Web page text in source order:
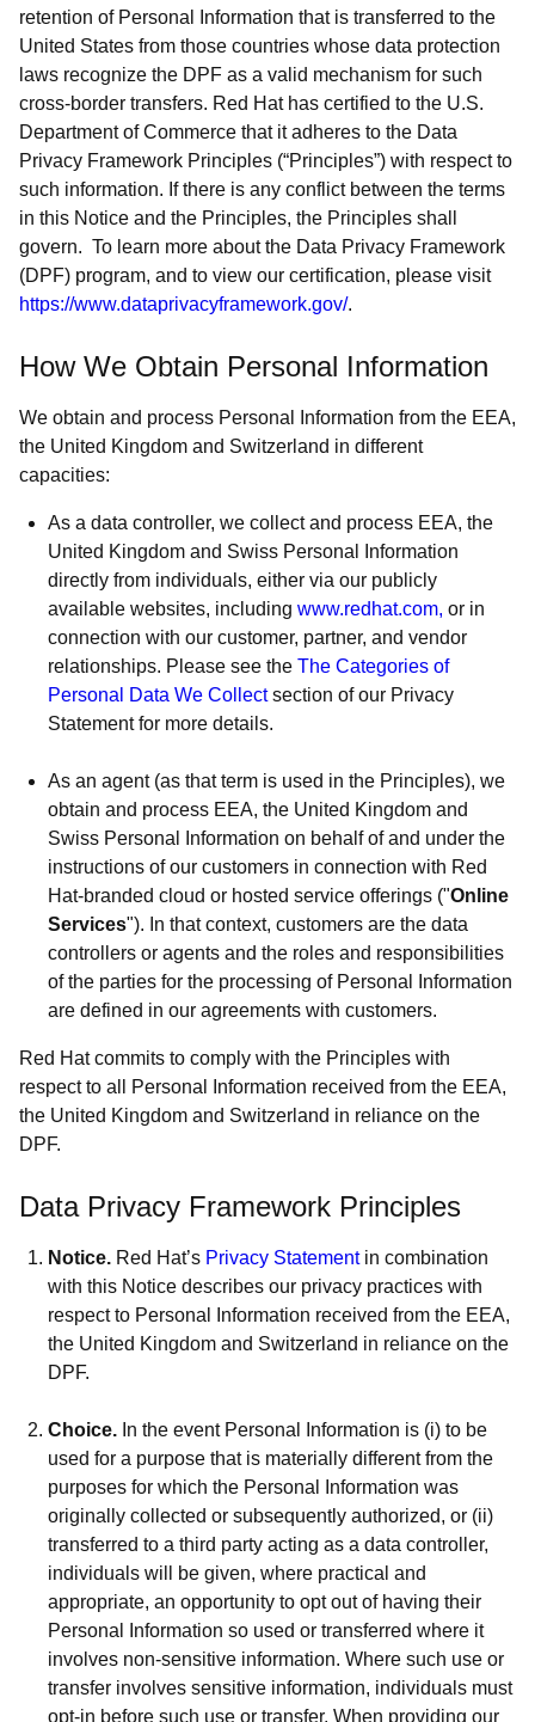
retention of Personal Information that is transferred to the
United States from those countries whose data protection
laws recognize the DPF as a valid mechanism for such
cross-border transfers. Red Hat has certified to the U.S.
Department of Commerce that it adheres to the Data
Privacy Framework Principles (“Principles”) with respect to
such information. If there is any conflict between the terms
in this Notice and the Principles, the Principles shall
govern. To learn more about the Data Privacy Framework
(DPF) program, and to view our certification, please visit
https://www.dataprivacyframework.gov/.
How We Obtain Personal Information
We obtain and process Personal Information from the EEA,
the United Kingdom and Switzerland in different
capacities:
As a data controller, we collect and process EEA, the
United Kingdom and Swiss Personal Information
directly from individuals, either via our publicly
available websites, including www.redhat.com, or in
connection with our customer, partner, and vendor
relationships. Please see the The Categories of
Personal Data We Collectsection of our Privacy
Statement for more details.
As an agent (as that term is used in the Principles), we
obtain and process EEA, the United Kingdom and
Swiss Personal Information on behalf of and under the
instructions of our customers in connection with Red
Hat-branded cloud or hosted service offerings ("Online
Services"). In that context, customers are the data
controllers or agents and the roles and responsibilities
of the parties for the processing of Personal Information
are defined in our agreements with customers.
Red Hat commits to comply with the Principles with
respect to all Personal Information received from the EEA,
the United Kingdom and Switzerland in reliance on the
DPF.
Data Privacy Framework Principles
Notice. Red Hat’s Privacy Statementin combination
with this Notice describes our privacy practices with
respect to Personal Information received from the EEA,
the United Kingdom and Switzerland in reliance on the
DPF.
Choice. In the event Personal Information is (i) to be
used for a purpose that is materially different from the
purposes for which the Personal Information was
originally collected or subsequently authorized, or (ii)
transferred to a third party acting as a data controller,
individuals will be given, where practical and
appropriate, an opportunity to opt out of having their
Personal Information so used or transferred where it
involves non-sensitive information. Where such use or
transfer involves sensitive information, individuals must
opt-in before such use or transfer. When providing our